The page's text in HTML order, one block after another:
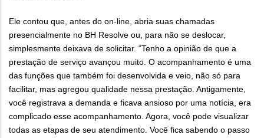
Ele contou que, antes do on-line, abria suas chamadas
presencialmente no BH Resolve ou, para não se deslocar,
simplesmente deixava de solicitar. “Tenho a opinião de que a
prestação de serviço avançou muito. O acompanhamento é uma
das funções que também foi desenvolvida e veio, não só para
facilitar, mas agregou qualidade nessa prestação. Antigamente,
você registrava a demanda e ficava ansioso por uma notícia, era
complicado esse acompanhamento. Agora, você pode visualizar
todas as etapas de seu atendimento. Você fica sabendo o passo